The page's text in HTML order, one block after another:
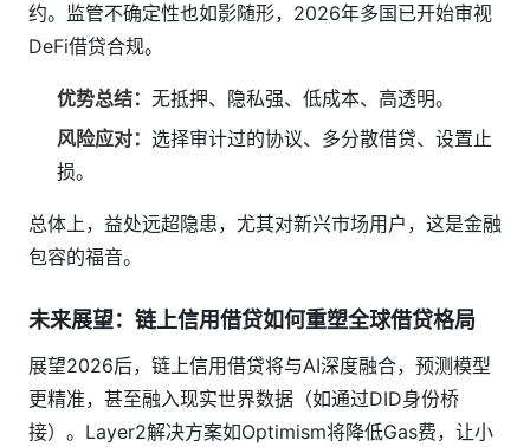
约。监管不确定性也如影随形，2026年多国已开始审视
DeFi借贷合规。
优势总结： 无抵押、隐私强、低成本、高透明。
风险应对： 选择审计过的协议、多分散借贷、设置止
损。
总体上，益处远超隐患，尤其对新兴市场用户，这是金融
包容的福音。
未来展望：链上信用借贷如何重塑全球借贷格局
展望2026后，链上信用借贷将与AI深度融合，预测模型
更精准，甚至融入现实世界数据（如通过DID身份桥
接）。Layer2解决方案如Optimism将降低Gas费，让小